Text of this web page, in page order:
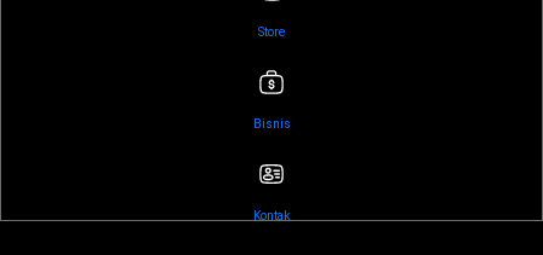
Store
Bisnis
Kontak